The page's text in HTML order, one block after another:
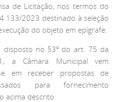
de Licitação, nos termos do
2023 destinado à seleção
do objeto em epígrafe.
disposto no §3º do art. 75 da
a Câmara Municipal vem
em receber propostas de
para fornecimento
acima descrito.